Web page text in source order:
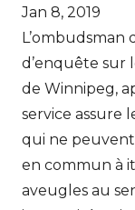
Jan 8, 2019
L’ombudsman
d’enquête sur
de Winnipeg,
service assure
qui ne
en commun à
aveugles au